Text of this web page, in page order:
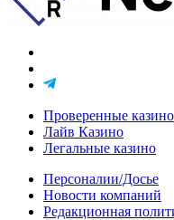
Проверенные казино
Лайв Казино
Легальные казино
Персоналии/Досье
Новости компаний
Редакционная